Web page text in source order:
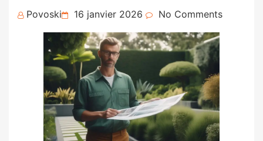
Povoski Posted
on
16 janvier 2026 No Comments